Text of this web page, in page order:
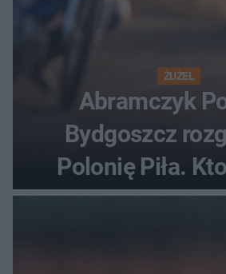
ŻUŻEL
Abramczyk
Bydgoszcz
Polonię Piła.
najwięcej